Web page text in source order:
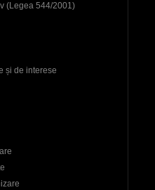
(Legea 544/2001)
și de interese